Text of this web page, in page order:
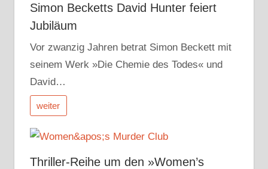
Simon Becketts David Hunter feiert
Jubiläum
Vor zwanzig Jahren betrat Simon Beckett mit
seinem Werk »Die Chemie des Todes« und
David…
weiter
Thriller-Reihe um den »Women’s